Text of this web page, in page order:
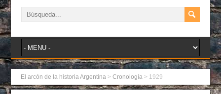
El arcón de la historia Argentina >Cronología > 1929